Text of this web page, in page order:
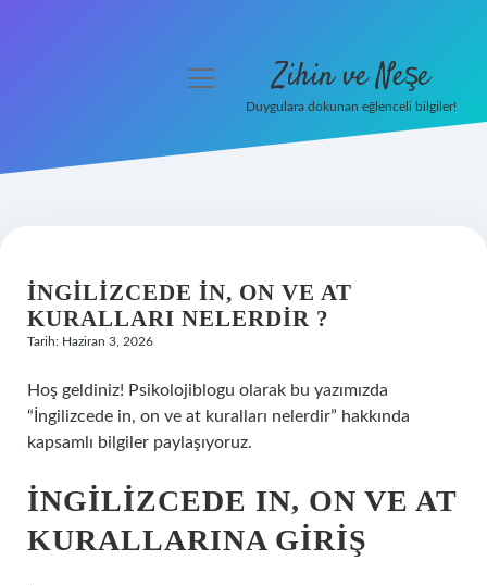
Hakkımızda
menüyü
Zihin ve Neşe
Duygulara dokunan eğlenceli bilgiler!
İNGILIZCEDE IN, ON VE AT
KURALLARI NELERDIR ?
Tarih: Haziran 3, 2026
Hoş geldiniz! Psikolojiblogu olarak bu yazımızda
“İngilizcede in, on ve at kuralları nelerdir” hakkında
kapsamlı bilgiler paylaşıyoruz.
İNGILIZCEDE IN, ON VE AT
KURALLARINA GIRIŞ